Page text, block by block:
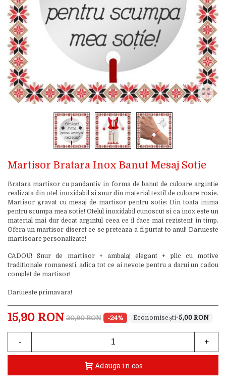
Martisor Bratara Inox Banut Mesaj Sotie
Bratara martisor cu pandantiv in forma de banut de culoare argintie
realizata din otel inoxidabil si snur din material textil de culoare rosie.
Martisor gravat cu mesaj de martisor pentru sotie: Din toata inima
pentru scumpa mea sotie! Otelul inoxidabil cunoscut si ca inox este un
material mai dur decat argintul ceea ce il face mai rezistent in timp.
Ofera un martisor discret ce se preteaza a fi purtat to anul! Daruieste
martisoare personalizate!
CADOU! Snur de martisor + ambalaj elegant + plic cu motive
traditionale romanesti, adica tot ce ai nevoie pentru a darui un cadou
complet de martisor!
Daruieste primavara!
15,90 RON 20,90 RON -24% -5,00 RON
- +
Adauga in cos